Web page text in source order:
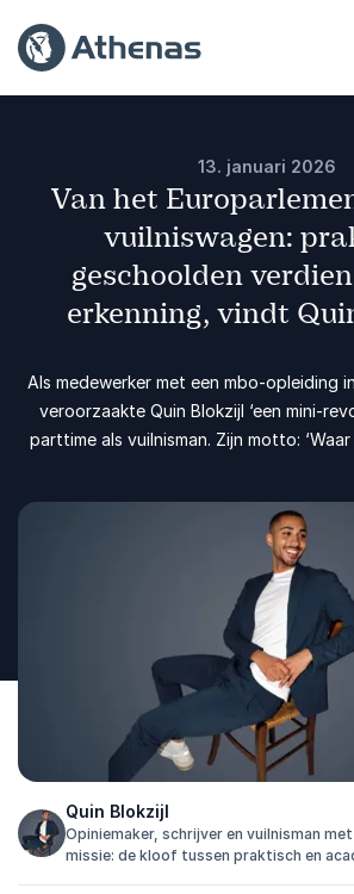
13. januari 2026
Van het
vuilniswagen:
geschoolden
erkenning, vindt
Als medewerker met een mbo-opleiding
veroorzaakte Quin Blokzijl ‘een mini-
parttime als vuilnisman. Zijn motto:
Quin Blokzijl
Opiniemaker, schrijver en vuilnisman met
missie: de kloof tussen praktisch en